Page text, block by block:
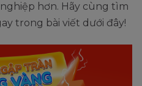
hơn. Hãy cùng tìm
trong bài viết dưới đây!